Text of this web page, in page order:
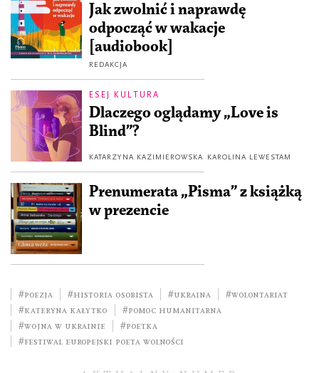
Jak zwolnić i naprawdę
odpocząć w wakacje
[audiobook]
REDAKCJA
ESEJ KULTURA
Dlaczego oglądamy „Love is
Blind”?
KATARZYNA KAZIMIEROWSKA KAROLINA LEWESTAM
Prenumerata „Pisma” z książką
w prezencie
#poezja #historia osobista #Ukraina
#wolontariat
#Kateryna Kałytko
#pomoc humanitarna
#Wojna w Ukrainie
#poetka
#Festiwal Europejski Poeta Wolności